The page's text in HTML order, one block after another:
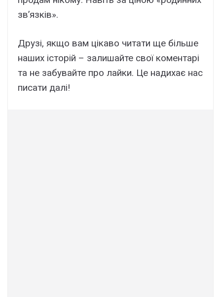
зв’язків».
Друзі, якщо вам цікаво читати ще більше
наших історій – залишайте свої коментарі
та не забувайте про лайки. Це надихає нас
писати далі!